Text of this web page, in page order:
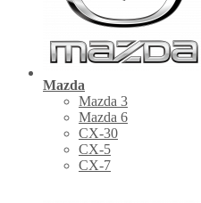
Mazda
Mazda 3
Mazda 6
CX-30
СХ-5
CX-7